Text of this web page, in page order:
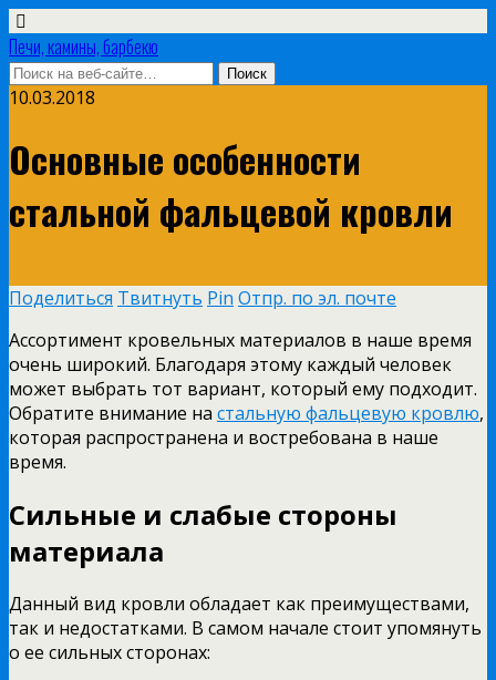
Печи, камины, барбекю
10.03.2018
Основные особенности
стальной фальцевой кровли
Поделиться Твитнуть Pin Отпр. по эл. почте
Ассортимент кровельных материалов в наше время
очень широкий. Благодаря этому каждый человек
может выбрать тот вариант, который ему подходит.
Обратите внимание на стальную фальцевую кровлю,
которая распространена и востребована в наше
время.
Сильные и слабые стороны
материала
Данный вид кровли обладает как преимуществами,
так и недостатками. В самом начале стоит упомянуть
о ее сильных сторонах: